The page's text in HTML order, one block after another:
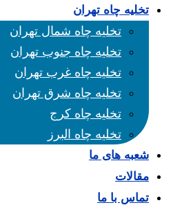
تخلیه چاه تهران
تخلیه چاه شمال تهران
تخلیه چاه جنوب تهران
تخلیه چاه غرب تهران
تخلیه چاه شرق تهران
تخلیه چاه کرج
تخلیه چاه البرز
شعبه های ما
مقالات
تماس با ما